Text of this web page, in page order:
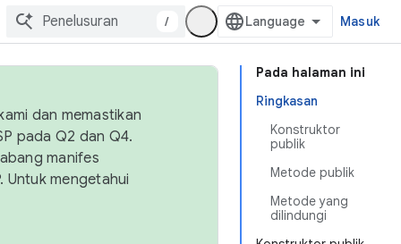
/ Masuk
Pada halaman ini
Ringkasan
Konstruktor
publik
Metode publik
Metode yang
dilindungi
dan memastikan
pada Q2 dan Q4.
manifes
Untuk mengetahui